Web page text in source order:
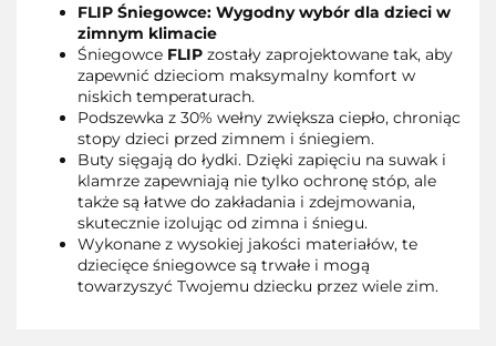
FLIP Śniegowce: Wygodny wybór dla dzieci w
zimnym klimacie
Śniegowce FLIP zostały zaprojektowane tak, aby
zapewnić dzieciom maksymalny komfort w
niskich temperaturach.
Podszewka z 30% wełny zwiększa ciepło, chroniąc
stopy dzieci przed zimnem i śniegiem.
Buty sięgają do łydki. Dzięki zapięciu na suwak i
klamrze zapewniają nie tylko ochronę stóp, ale
także są łatwe do zakładania i zdejmowania,
skutecznie izolując od zimna i śniegu.
Wykonane z wysokiej jakości materiałów, te
dziecięce śniegowce są trwałe i mogą
towarzyszyć Twojemu dziecku przez wiele zim.